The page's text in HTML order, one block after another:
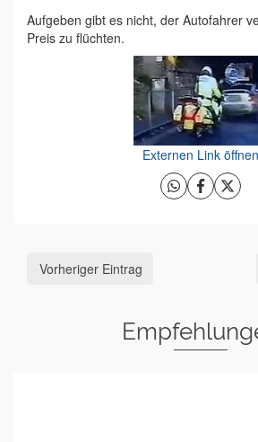
Aufgeben gibt es nicht, der Autofahrer
Preis zu flüchten.
Externen Link öffnen
Vorheriger Eintrag